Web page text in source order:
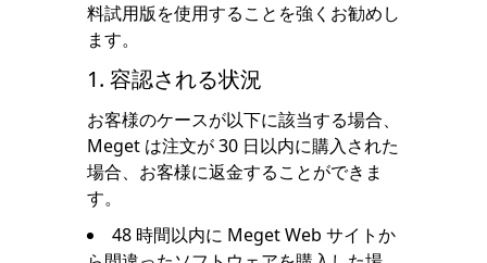
料試用版を使用することを強くお勧めし
ます。
1. 容認される状況
お客様のケースが以下に該当する場合、
Meget は注文が 30 日以内に購入された
場合、お客様に返金することができま
す。
48 時間以内に Meget Web サイトか